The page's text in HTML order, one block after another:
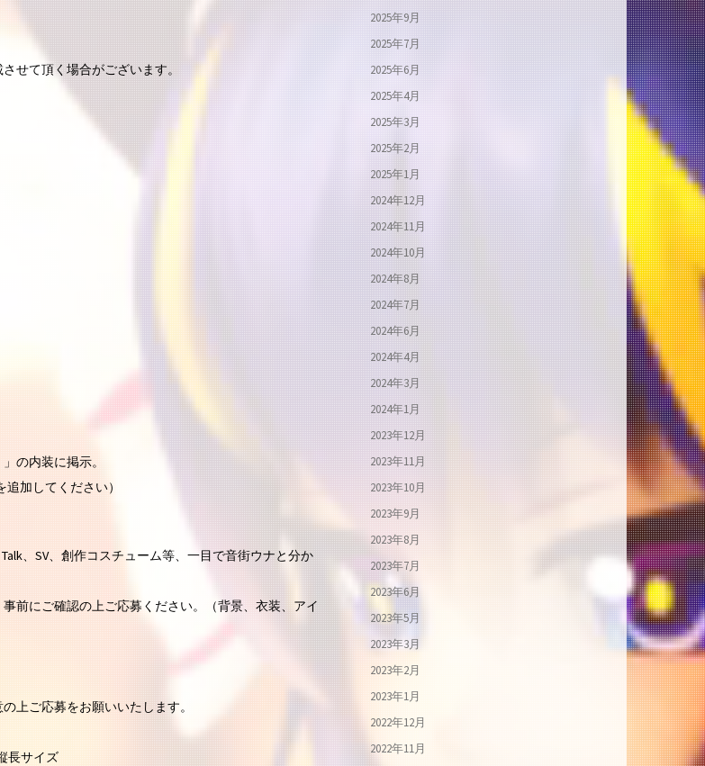
せて頂く場合がございます。
の内装に掲示。
加してください）
、SV、創作コスチューム等、一目で音街ウナと分か
前にご確認の上ご応募ください。（背景、衣装、アイ
上ご応募をお願いいたします。
長サイズ
2025年9月
2025年7月
2025年6月
2025年4月
2025年3月
2025年2月
2025年1月
2024年12月
2024年11月
2024年10月
2024年8月
2024年7月
2024年6月
2024年4月
2024年3月
2024年1月
2023年12月
2023年11月
2023年10月
2023年9月
2023年8月
2023年7月
2023年6月
2023年5月
2023年3月
2023年2月
2023年1月
2022年12月
2022年11月